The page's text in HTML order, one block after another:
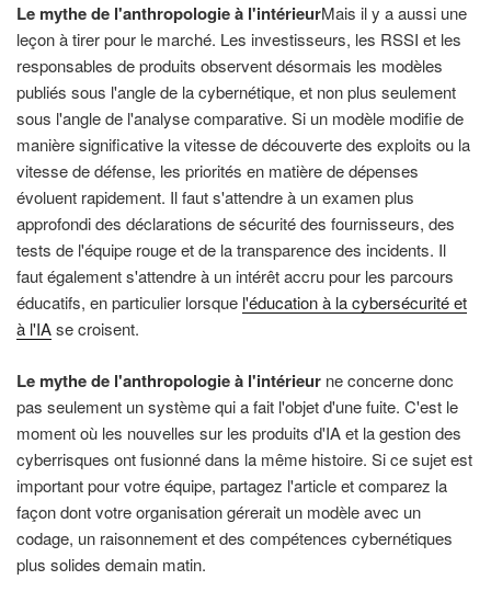
Le mythe de l'anthropologie à l'intérieurMais il y a aussi une
leçon à tirer pour le marché. Les investisseurs, les RSSI et les
responsables de produits observent désormais les modèles
publiés sous l'angle de la cybernétique, et non plus seulement
sous l'angle de l'analyse comparative. Si un modèle modifie de
manière significative la vitesse de découverte des exploits ou la
vitesse de défense, les priorités en matière de dépenses
évoluent rapidement. Il faut s'attendre à un examen plus
approfondi des déclarations de sécurité des fournisseurs, des
tests de l'équipe rouge et de la transparence des incidents. Il
faut également s'attendre à un intérêt accru pour les parcours
éducatifs, en particulier lorsque l'éducation à la cybersécurité et
à l'IAse croisent.
Le mythe de l'anthropologie à l'intérieur ne concerne donc
pas seulement un système qui a fait l'objet d'une fuite. C'est le
moment où les nouvelles sur les produits d'IA et la gestion des
cyberrisques ont fusionné dans la même histoire. Si ce sujet est
important pour votre équipe, partagez l'article et comparez la
façon dont votre organisation gérerait un modèle avec un
codage, un raisonnement et des compétences cybernétiques
plus solides demain matin.